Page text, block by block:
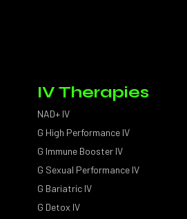
IV Therapies
NAD+ IV
G High Performance IV
G Immune Booster IV
G Sexual Performance IV
G Bariatric IV
G Detox IV